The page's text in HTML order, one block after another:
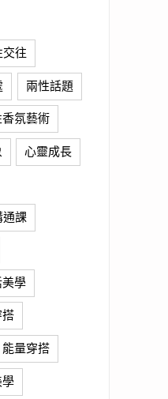
交往
兩性話題
氛藝術
心靈成長
通課
學
能量穿搭